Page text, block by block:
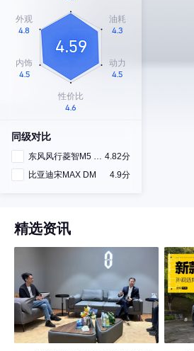
同级对比
东风风行菱智M5 EV 4.82分
比亚迪宋MAX DM
4.9分
精选资讯